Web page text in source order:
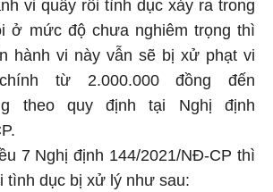
ở mức độ chưa nghiêm trọng thì
hành vi này vẫn sẽ bị xử phạt vi
từ 2.000.000 đồng đến
theo quy định tại Nghị định
7 Nghị định 144/2021/NĐ-CP thì
tình dục bị xử lý như sau: